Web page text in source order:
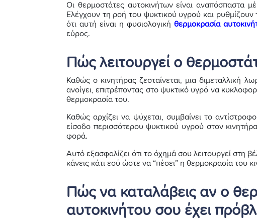
Οι θερμοστάτες αυτοκινήτων είναι αναπόσπαστα
Ελέγχουν τη ροή του ψυκτικού υγρού και
ότι αυτή είναι η φυσιολογική θερμοκρασία
εύρος.
Πώς λειτουργεί ο
Καθώς ο κινητήρας ζεσταίνεται, μια διμεταλλική
ανοίγει, επιτρέποντας στο ψυκτικό υγρό να
θερμοκρασία του.
Καθώς αρχίζει να ψύχεται, συμβαίνει το
είσοδο περισσότερου ψυκτικού υγρού στον
φορά.
Αυτό εξασφαλίζει ότι το όχημά σου λειτουργεί στη
κάνεις κάτι εσύ ώστε να “πέσει” η θερμοκρασία του
Πώς να καταλάβεις αν ο
αυτοκινήτου σου έχει